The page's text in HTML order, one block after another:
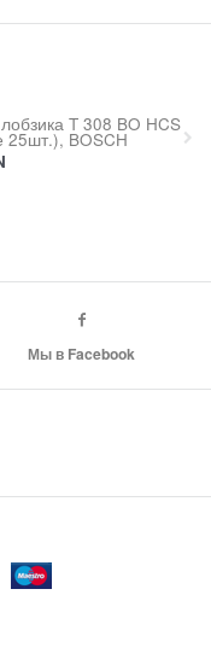
T 308 BO HCS
25шт.), BOSCH
Мы в Facebook